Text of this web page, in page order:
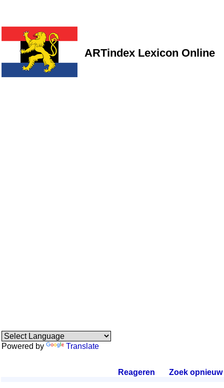
ARTindex Lexicon Online
Powered by Translate
Reageren Zoek opnieuw.